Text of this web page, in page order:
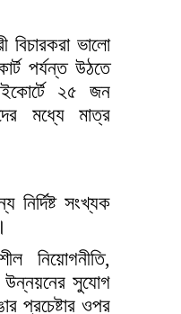
বিচারকরা ভালো
পর্যন্ত উঠতে
২৫ জন
মধ্যে মাত্র
নির্দিষ্ট সংখ্যক
নিয়োগনীতি,
উন্নয়নের সুযোগ
প্রচেষ্টার ওপর